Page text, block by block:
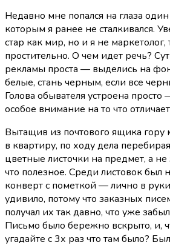
Недавно мне попался на глаза
которым я ранее не сталкивался.
стар как мир, но и я не маркетолог,
простительно. О чем идет речь?
рекламы проста — выделись на
белые, стань черным, если все
Голова обывателя устроена
особое внимание на то что
Вытащив из почтового ящика гору
в квартиру, по ходу дела
цветные листочки на предмет, а не
что полезное. Среди листовок был
конверт с пометкой — лично в
удивило, потому что заказных
получал их так давно, что уже
Письмо было бережно вскрыто, и,
угадайте с 3х раз что там было?